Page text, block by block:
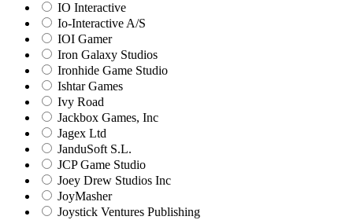
IO Interactive
Io-Interactive A/S
IOI Gamer
Iron Galaxy Studios
Ironhide Game Studio
Ishtar Games
Ivy Road
Jackbox Games, Inc
Jagex Ltd
JanduSoft S.L.
JCP Game Studio
Joey Drew Studios Inc
JoyMasher
Joystick Ventures Publishing